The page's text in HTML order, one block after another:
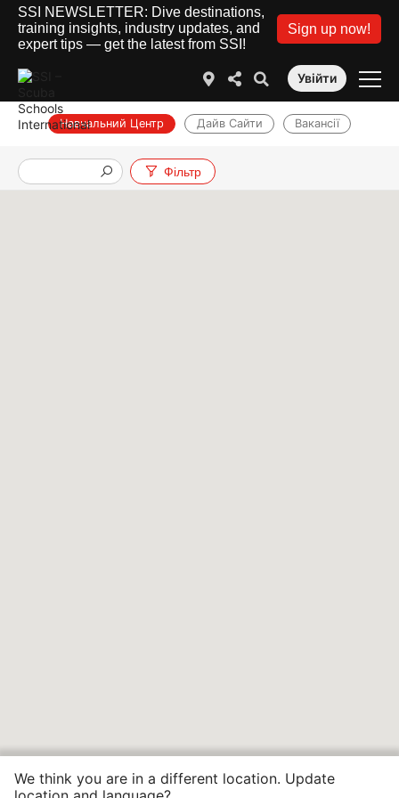
SSI NEWSLETTER: Dive destinations,
training insights, industry updates, and
expert tips — get the latest from SSI!
Sign up now!
Увійти
Навчальний Центр Дайв Сайти Вакансії
Фільтр
We think you are in a different location. Update